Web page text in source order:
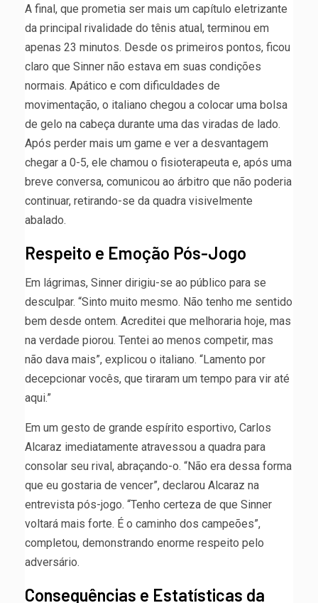
A final, que prometia ser mais um capítulo eletrizante
da principal rivalidade do tênis atual, terminou em
apenas 23 minutos. Desde os primeiros pontos, ficou
claro que Sinner não estava em suas condições
normais. Apático e com dificuldades de
movimentação, o italiano chegou a colocar uma bolsa
de gelo na cabeça durante uma das viradas de lado.
Após perder mais um game e ver a desvantagem
chegar a 0-5, ele chamou o fisioterapeuta e, após uma
breve conversa, comunicou ao árbitro que não poderia
continuar, retirando-se da quadra visivelmente
abalado.
Respeito e Emoção Pós-Jogo
Em lágrimas, Sinner dirigiu-se ao público para se
desculpar. “Sinto muito mesmo. Não tenho me sentido
bem desde ontem. Acreditei que melhoraria hoje, mas
na verdade piorou. Tentei ao menos competir, mas
não dava mais”, explicou o italiano. “Lamento por
decepcionar vocês, que tiraram um tempo para vir até
aqui.”
Em um gesto de grande espírito esportivo, Carlos
Alcaraz imediatamente atravessou a quadra para
consolar seu rival, abraçando-o. “Não era dessa forma
que eu gostaria de vencer”, declarou Alcaraz na
entrevista pós-jogo. “Tenho certeza de que Sinner
voltará mais forte. É o caminho dos campeões”,
completou, demonstrando enorme respeito pelo
adversário.
Consequências e Estatísticas da